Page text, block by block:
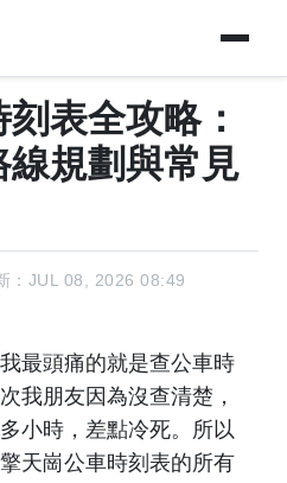
表全攻略：
規劃與常見
：JUL 08, 2026 08:49
最頭痛的就是查公車時
我朋友因為沒查清楚，
小時，差點冷死。所以
天崗公車時刻表的所有